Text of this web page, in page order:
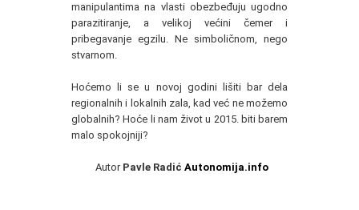
manipulantima na vlasti obezbeđuju ugodno
parazitiranje, a velikoj većini čemer i
pribegavanje egzilu. Ne simboličnom, nego
stvarnom.
Hoćemo li se u novoj godini lišiti bar dela
regionalnih i lokalnih zala, kad već ne možemo
globalnih? Hoće li nam život u 2015. biti barem
malo spokojniji?
Autor Pavle Radić Autonomija.info